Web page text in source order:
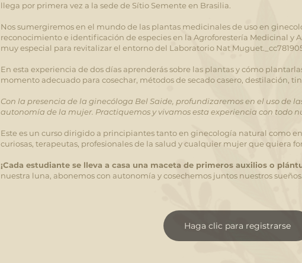
llega por primera vez a la sede de Sítio Semente en Brasilia.
Nos sumergiremos en el mundo de las plantas medicinales de uso en
reconocimiento e identificación de especies en la Agroforestería Medicinal y
muy especial para revitalizar el entorno del Laboratorio Nat
En esta experiencia de dos días aprenderás sobre las plantas y cómo
momento adecuado para cosechar, métodos de secado casero, destilación,
Con la presencia de la ginecóloga Bel Saide, profundizaremos en el uso de
autonomía de la mujer. Practiquemos y vivamos esta experiencia con todo
Este es un curso dirigido a principiantes tanto en ginecología natural como
curiosas, terapeutas, profesionales de la salud y cualquier mujer que quiera
¡Cada estudiante se lleva a casa una maceta de primeros auxilios o
nuestra luna, abonemos con autonomía y cosechemos juntos nuestros
Haga clic para registrarse